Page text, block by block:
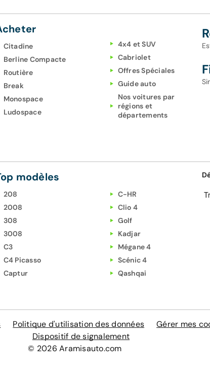
Citadine
Berline Compacte
Routière
Break
Monospace
Ludospace
4x4 et SUV
Cabriolet
Offres Spéciales
Guide auto
Nos voitures par
régions et
départements
modèles
208
2008
308
3008
C3
C4 Picasso
Captur
C-HR
Clio 4
Golf
Kadjar
Mégane 4
Scénic 4
Qashqai
Politique d'utilisation des données Gérer mes
Dispositif de signalement
© 2026 Aramisauto.com